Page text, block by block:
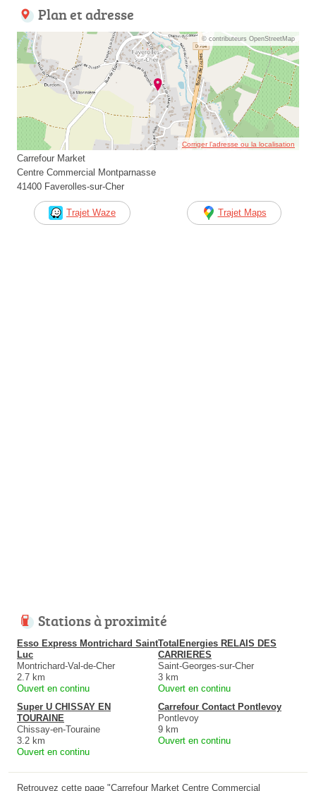
Plan et adresse
© contributeurs OpenStreetMap
Corriger l’adresse ou la localisation
Carrefour Market
Centre Commercial Montparnasse
41400 Faverolles-sur-Cher
Trajet Waze Trajet Maps
Stations à proximité
Esso Express Montrichard Saint
Luc
Montrichard-Val-de-Cher
2.7 km
Ouvert en continu
TotalEnergies RELAIS DES
CARRIERES
Saint-Georges-sur-Cher
3 km
Ouvert en continu
Super U CHISSAY EN
TOURAINE
Chissay-en-Touraine
3.2 km
Ouvert en continu
Carrefour Contact Pontlevoy
Pontlevoy
9 km
Ouvert en continu
Retrouvez cette page "Carrefour Market Centre Commercial